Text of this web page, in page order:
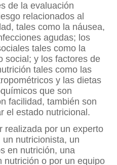
de la evaluación
relacionados al
tales como la náusea,
agudas; los
tales como la
social; y los factores de
tales como las
y las dietas
que son
facilidad, también son
el estado nutricional.
realizada por un experto
nutricionista, un
en nutrición, una
nutrición o por un equipo